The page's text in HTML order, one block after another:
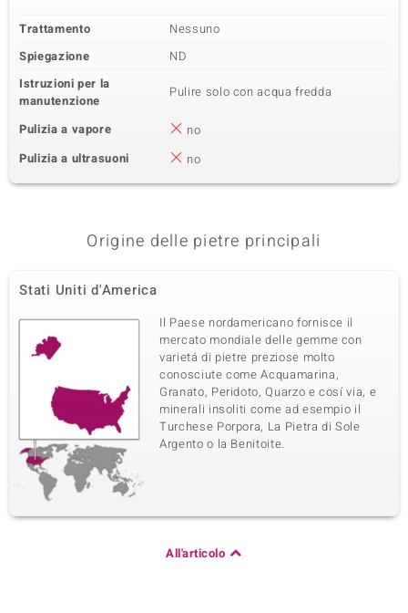
Trattamento
Nessuno
Spiegazione
ND
Istruzioni per la
manutenzione
Pulire solo con acqua fredda
Pulizia a vapore
no
Pulizia a ultrasuoni
no
Origine delle pietre principali
Stati Uniti d'America
Il Paese nordamericano fornisce il
mercato mondiale delle gemme con
varietá di pietre preziose molto
conosciute come Acquamarina,
Granato, Peridoto, Quarzo e cosí via, e
minerali insoliti come ad esempio il
Turchese Porpora, La Pietra di Sole
Argento o la Benitoite.
All'articolo